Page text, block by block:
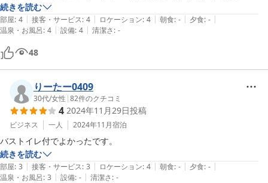
続きを読む
部屋: 4 | 接客・サービス: 4 | ロケーション: 4 | 朝食: - | 夕食: - |
温泉・お風呂: 4 | 設備: 4 | 清潔さ: -
48
りーたー0409
30代/女性 |82件のクチコミ
4 2024年11月29日投稿
ビジネス 一人 2024年11月宿泊
バストイレ付でよかったです。
続きを読む
部屋: 3 | 接客・サービス: 3 | ロケーション: 4 | 朝食: - | 夕食: - |
温泉・お風呂: 3 | 設備: - | 清潔さ: -